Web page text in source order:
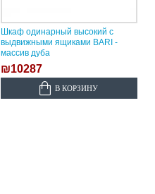
Шкаф одинарный высокий с
выдвижными ящиками BARI -
массив дуба
₪10287
В КОРЗИНУ